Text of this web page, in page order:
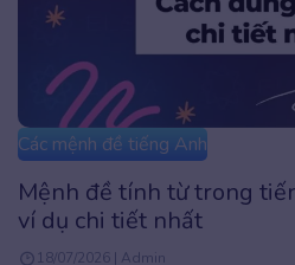
Các mệnh đề tiếng Anh
Cấu trúc It’s time là gì?
biến thể & bài tập
31/12/2025 | Admin